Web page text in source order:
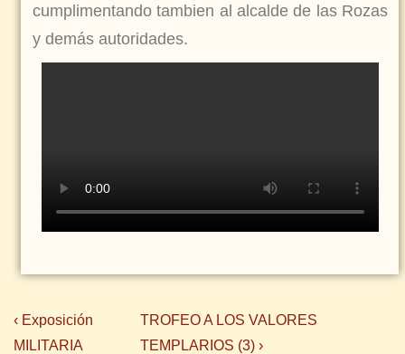
cumplimentando tambien al alcalde de las Rozas
y demás autoridades.
‹ Exposición
MILITARIA
TROFEO A LOS VALORES
TEMPLARIOS (3) ›